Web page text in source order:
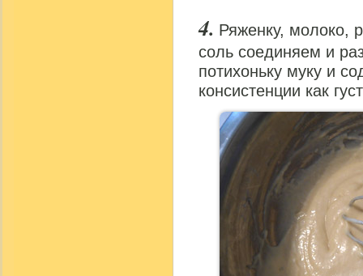
Ряженку, молоко,
соль соединяем и
потихоньку муку и
консистенции как